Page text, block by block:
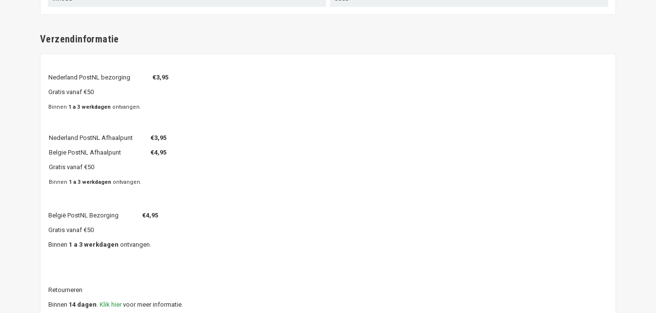
Verzendinformatie
Nederland PostNL bezorging €3,95
Gratis vanaf €50
Binnen 1 a 3 werkdagen ontvangen.
Nederland PostNL Afhaalpunt €3,95
Belgie PostNL Afhaalpunt
€4,95
Gratis vanaf €50
Binnen 1 a 3 werkdagen ontvangen.
België PostNL Bezorging €4,95
Gratis vanaf €50
Binnen 1 a 3 werkdagen ontvangen.
Retourneren
Binnen 14 dagen. Klik hiervoor meer informatie.